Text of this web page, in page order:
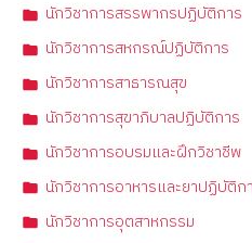
นักวิชาการสรรพากรปฏิบัติการ
นักวิชาการสหกรณ์ปฏิบัติการ
นักวิชาการสาธารณสุข
นักวิชาการสุขาภิบาลปฏิบัติการ
นักวิชาการอบรมและฝึกวิชาชีพ
นักวิชาการอาหารและยาปฏิบัติก
นักวิชาการอุตสาหกรรม